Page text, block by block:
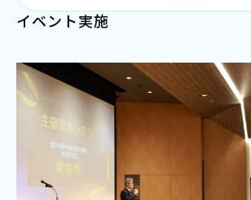
お知らせ
お問い合わせ
TOPIKフォーラム
K-POPカバーダンス大会
韓国留学フェア
한국에서 기부를 희망하실 때
エピソード
冠奨学（特定目的指定）基金のご案
寄附のメリット
財団特集 재단특집
活動報告 활동보고
イベント実施